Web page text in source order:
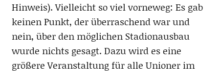
Hinweis). Vielleicht so viel vorneweg: Es gab
keinen Punkt, der überraschend war und
nein, über den möglichen Stadionausbau
wurde nichts gesagt. Dazu wird es eine
größere Veranstaltung für alle Unioner im